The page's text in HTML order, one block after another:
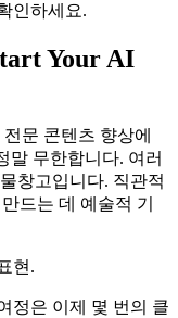
인하세요.
Your AI
문 콘텐츠 향상에
말 무한합니다. 여러
창고입니다. 직관적
드는 데 예술적 기
정은 이제 몇 번의 클